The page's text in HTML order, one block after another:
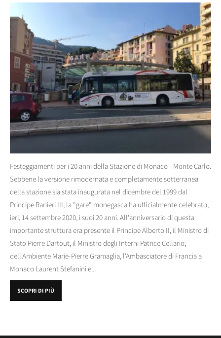
Festeggiamenti per i 20 anni della Stazione di Monaco - Monte Carlo.
Sebbene la versione rimodernata e completamente sotterranea
della stazione sia stata inaugurata nel dicembre del 1999 dal
Principe Ranieri III; la "gare" monegasca ha ufficialmente celebrato,
ieri, 14 settembre 2020, i suoi 20 anni. All'anniversario di questa
importante struttura era presente il Principe Alberto II, il Ministro di
Stato Pierre Dartout, il Ministro degli Interni Patrice Cellario,
dell'Ambiente Marie-Pierre Gramaglia, l'Ambasciatore di Francia a
Monaco Laurent Stefanini e...
SCOPRI DI PIÙ